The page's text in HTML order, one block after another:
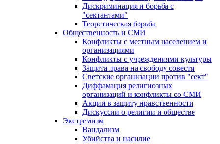
Дискриминация и борьба с
"сектантами"
Теоретическая борьба
Общественность и СМИ
Конфликты с местным населением и
организациями
Конфликты с учреждениями культуры
Защита права на свободу совести
Светские организации против "сект"
Диффамация религиозных
организаций и конфликты со СМИ
Акции в защиту нравственности
Дискуссии о религии и обществе
Экстремизм
Вандализм
Убийства и насилие